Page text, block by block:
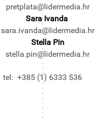
pretplata@lidermedia.hr
Sara Ivanda
sara.ivanda@lidermedia.hr
Stella Pin
stella.pin@lidermedia.hr
tel: +385 (1) 6333 536